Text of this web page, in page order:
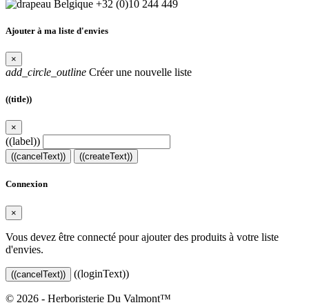
+32 (0)10 244 449
Ajouter à ma liste d'envies
×
add_circle_outline Créer une nouvelle liste
((title))
×
((label))
((cancelText)) ((createText))
Connexion
×
Vous devez être connecté pour ajouter des produits à votre liste
d'envies.
((cancelText)) ((loginText))
© 2026 - Herboristerie Du Valmont™